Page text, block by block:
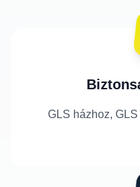
GLS házhoz,